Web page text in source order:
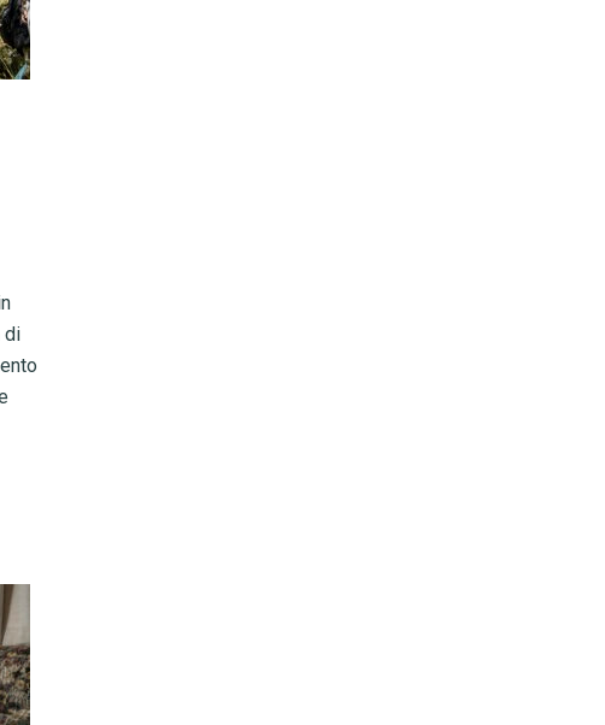
di